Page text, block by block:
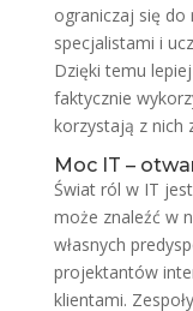
ograniczaj się
specjalistami i
Dzięki temu
faktycznie
korzystają z nich
Moc IT –
Świat ról w IT
może znaleźć w
własnych
projektantów
klientami.